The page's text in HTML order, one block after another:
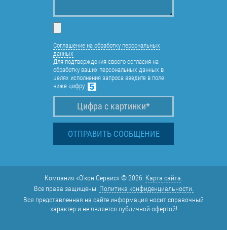
Соглашение на обработку персональных
данных
Для подтверждения своего согласия на
обработку ваших персональных данных в
целях исполнения запроса введите в поле
ниже цифру
Компания «О'кон Сервис» © 2026. Карта сайта
Все права защищены. Политика конфиденциальности.
Вся представленная на сайте информация носит справочный
характер и не является публичной офертой!